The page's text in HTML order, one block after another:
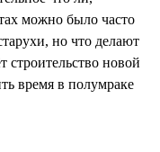
можно было часто
но что делают
строительство новой
время в полумраке